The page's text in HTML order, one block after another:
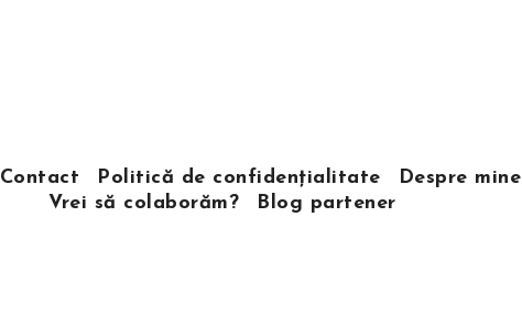
Contact Politică de confidențialitate
Despre mine
Vrei să colaborăm?
Blog partener